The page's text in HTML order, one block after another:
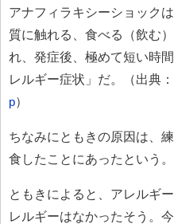
アナフィラキシーショック
質に触れる、食べる（飲む
れ、発症後、極めて短い時
レルギー症状」だ。（出典：
p）
ちなみにともきの原因は、
食したことにあったという。
ともきによると、アレルギ
レルギーはなかったそう。